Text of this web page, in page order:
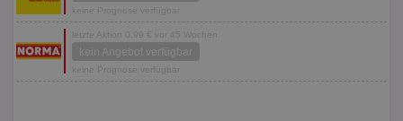
keine Prognose verfügbar
letzte Aktion 0,99 € vor 45 Wochen
kein Angebot verfügbar
keine Prognose verfügbar